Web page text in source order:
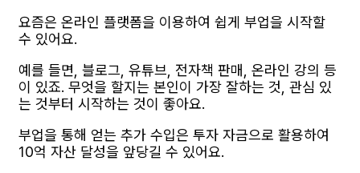
요즘은 온라인 플랫폼을 이용하여 쉽게 부업을 시작할
수 있어요.
예를 들면, 블로그, 유튜브, 전자책 판매, 온라인 강의 등
이 있죠. 무엇을 할지는 본인이 가장 잘하는 것, 관심 있
는 것부터 시작하는 것이 좋아요.
부업을 통해 얻는 추가 수입은 투자 자금으로 활용하여
10억 자산 달성을 앞당길 수 있어요.